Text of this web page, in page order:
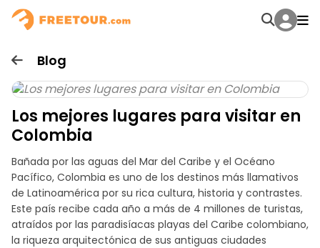
Blog
Los mejores lugares para visitar en
Colombia
Bañada por las aguas del Mar del Caribe y el Océano
Pacífico, Colombia es uno de los destinos más llamativos
de Latinoamérica por su rica cultura, historia y contrastes.
Este país recibe cada año a más de 4 millones de turistas,
atraídos por las paradisíacas playas del Caribe colombiano,
la riqueza arquitectónica de sus antiguas ciudades